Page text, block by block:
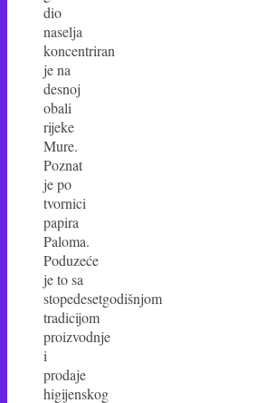
dio
naselja
koncentriran
je na
desnoj
obali
rijeke
Mure.
Poznat
je po
tvornici
papira
Paloma.
Poduzeće
je to sa
stopedesetgodišnjom
tradicijom
proizvodnje
i
prodaje
higijenskog